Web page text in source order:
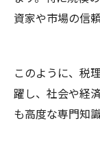
資家や市場の信
このように、税
躍し、社会や経
も高度な専門知